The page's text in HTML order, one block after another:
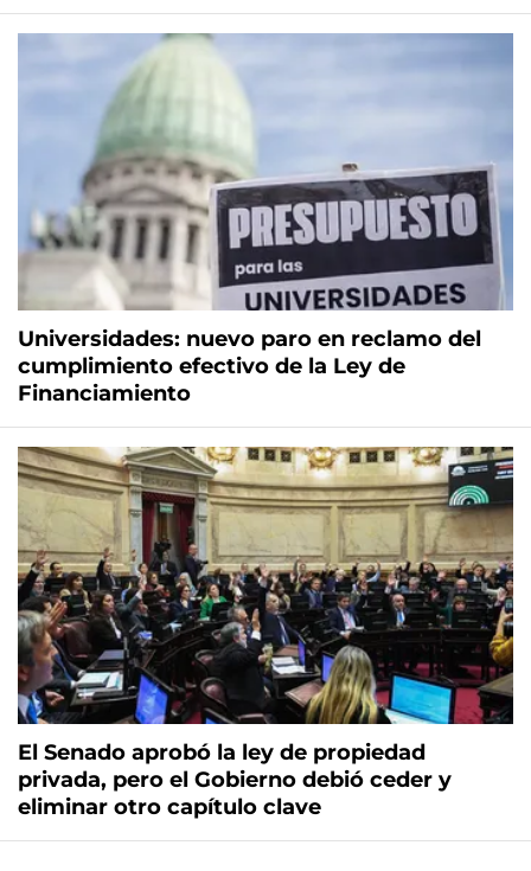
Universidades: nuevo paro en reclamo del
cumplimiento efectivo de la Ley de
Financiamiento
El Senado aprobó la ley de propiedad
privada, pero el Gobierno debió ceder y
eliminar otro capítulo clave